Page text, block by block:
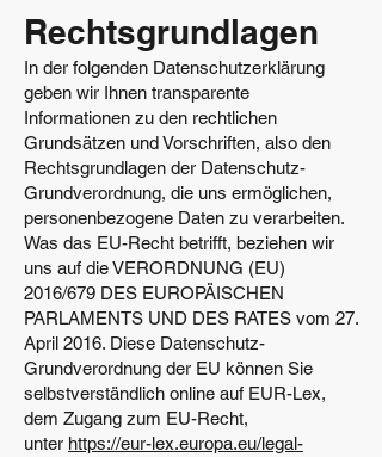
Rechtsgrundlagen
In der folgenden Datenschutzerklärung
geben wir Ihnen transparente
Informationen zu den rechtlichen
Grundsätzen und Vorschriften, also den
Rechtsgrundlagen der Datenschutz-
Grundverordnung, die uns ermöglichen,
personenbezogene Daten zu verarbeiten.
Was das EU-Recht betrifft, beziehen wir
uns auf die VERORDNUNG (EU)
2016/679 DES EUROPÄISCHEN
PARLAMENTS UND DES RATES vom 27.
April 2016. Diese Datenschutz-
Grundverordnung der EU können Sie
selbstverständlich online auf EUR-Lex,
dem Zugang zum EU-Recht,
unter https://eur-lex.europa.eu/legal-